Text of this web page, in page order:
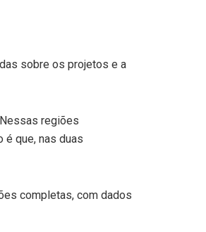
sobre os projetos e a
regiões
que, nas duas
completas, com dados